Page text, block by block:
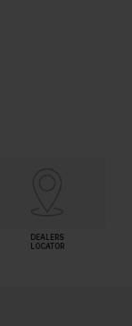
DEALERS
LOCATOR